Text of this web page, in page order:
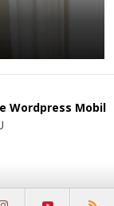
Wordpress Mobil